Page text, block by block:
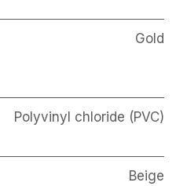
Gold
Polyvinyl chloride (PVC)
Beige